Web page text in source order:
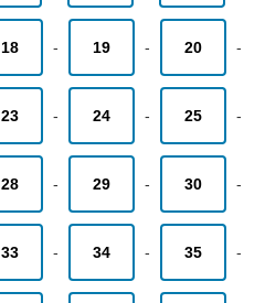
18 - 19 - 20 -
23 - 24 - 25 -
28 - 29 - 30 -
33 - 34 - 35 -